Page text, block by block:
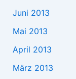
Juni 2013
Mai 2013
April 2013
März 2013